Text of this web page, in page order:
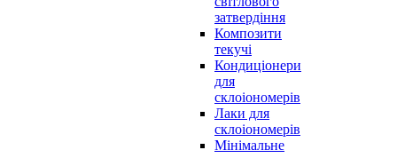
затвердіння
Композити
текучі
Кондиціонери
для
склоіономерів
Лаки для
склоіономерів
Мінімальне